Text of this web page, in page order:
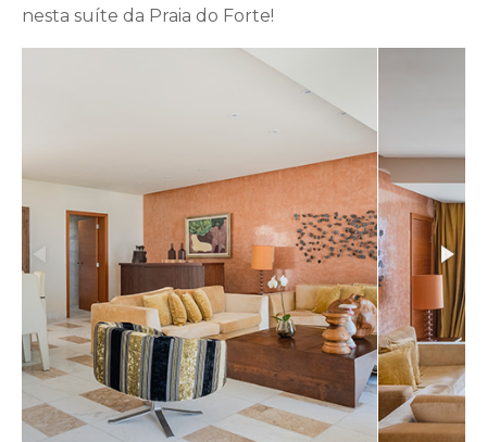
nesta suíte da Praia do Forte!